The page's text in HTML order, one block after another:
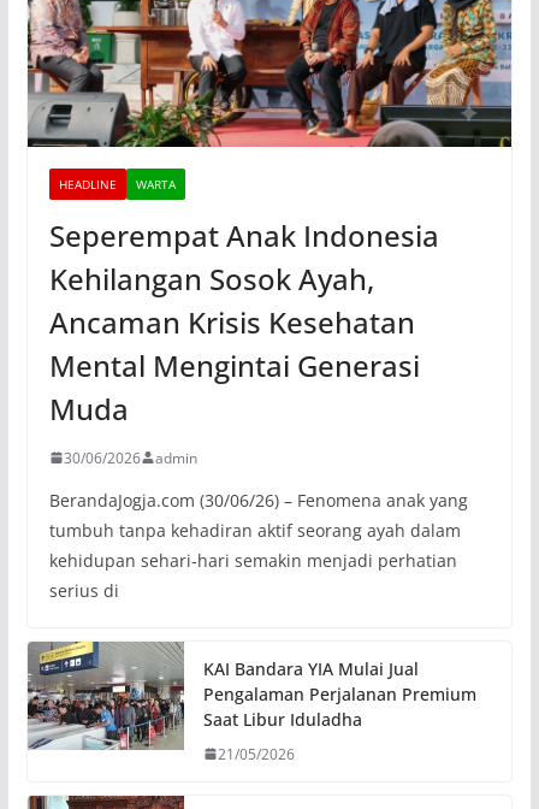
HEADLINE WARTA
Seperempat Anak Indonesia
Kehilangan Sosok Ayah,
Ancaman Krisis Kesehatan
Mental Mengintai Generasi
Muda
30/06/2026 admin
BerandaJogja.com (30/06/26) – Fenomena anak yang
tumbuh tanpa kehadiran aktif seorang ayah dalam
kehidupan sehari-hari semakin menjadi perhatian
serius di
KAI Bandara YIA Mulai Jual
Pengalaman Perjalanan Premium
Saat Libur Iduladha
21/05/2026